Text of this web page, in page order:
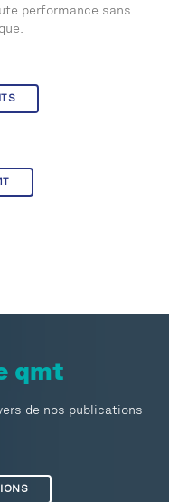
performance sans
qmt
de nos publications